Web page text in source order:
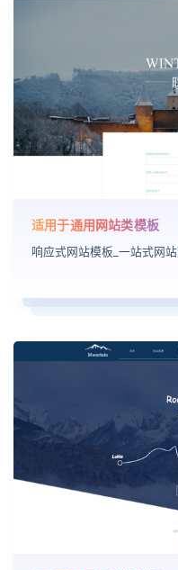
适用于通用网站类模板
响应式网站模板_一站式网